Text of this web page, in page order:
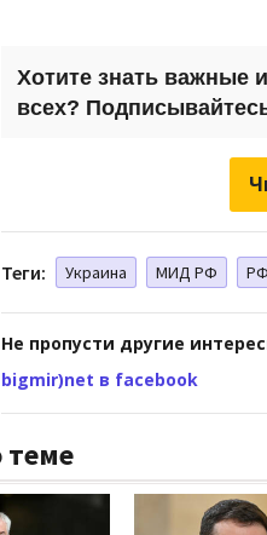
Хотите знать важные
всех?
Теги: Украина МИД РФ РФ
Не пропусти другие
bigmir)net в facebook
теме